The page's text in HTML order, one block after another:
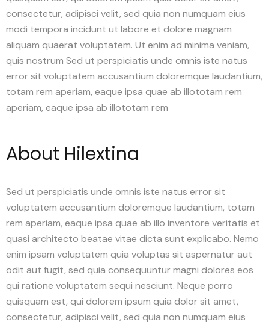
consectetur, adipisci velit, sed quia non numquam eius
modi tempora incidunt ut labore et dolore magnam
aliquam quaerat voluptatem. Ut enim ad minima veniam,
quis nostrum Sed ut perspiciatis unde omnis iste natus
error sit voluptatem accusantium doloremque laudantium,
totam rem aperiam, eaque ipsa quae ab illototam rem
aperiam, eaque ipsa ab illototam rem
About Hilextina
Sed ut perspiciatis unde omnis iste natus error sit
voluptatem accusantium doloremque laudantium, totam
rem aperiam, eaque ipsa quae ab illo inventore veritatis et
quasi architecto beatae vitae dicta sunt explicabo. Nemo
enim ipsam voluptatem quia voluptas sit aspernatur aut
odit aut fugit, sed quia consequuntur magni dolores eos
qui ratione voluptatem sequi nesciunt. Neque porro
quisquam est, qui dolorem ipsum quia dolor sit amet,
consectetur, adipisci velit, sed quia non numquam eius